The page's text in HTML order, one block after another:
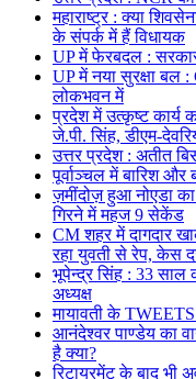
महाराष्ट्र : क्या
के संपर्क में हैं विधायक
UP में फेरबदल :
UP में नया सुरक्षा बल
लोकभवन में
प्रदेश में उत्कृष्ट कार्य
जे.पी. सिंह, डीएम-
उत्तर प्रदेश : अतीत
पूर्वाञ्चल में बारिश और
ज़मींदोज़ हुआ नोएडा
गिरने में महज 9 सेकेंड
CM शहर में दागदार
रहा युवती से रेप, केस
भूपेन्द्र सिंह : 33 साल
अध्यक्ष
मायावती के
आनंदेश्वर पाण्डेय का
है क्या?
रिटायरमेंट के बाद भी